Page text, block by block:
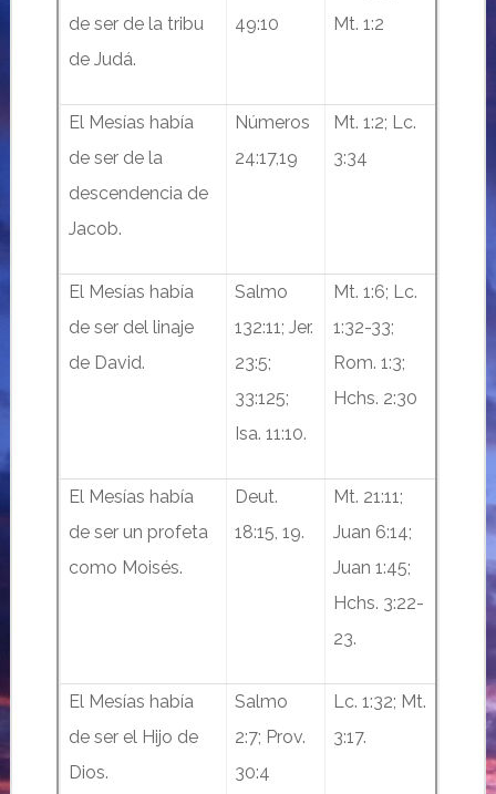
de ser de la tribu
de Judá.
49:10
Mt. 1:2
El Mesías había
de ser de la
descendencia de
Jacob.
Números
24:17,19
Mt. 1:2; Lc.
3:34
El Mesías había
de ser del linaje
de David.
Salmo
132:11; Jer.
23:5;
33:125;
Isa. 11:10.
Mt. 1:6; Lc.
1:32-33;
Rom. 1:3;
Hchs. 2:30
El Mesías había
de ser un profeta
como Moisés.
Deut.
18:15, 19.
Mt. 21:11;
Juan 6:14;
Juan 1:45;
Hchs. 3:22-
23.
El Mesías había
de ser el Hijo de
Dios.
Salmo
2:7; Prov.
30:4
Lc. 1:32; Mt.
3:17.